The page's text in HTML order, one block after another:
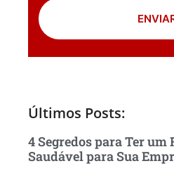
Últimos Posts:
4 Segredos para Ter
Saudável para Sua